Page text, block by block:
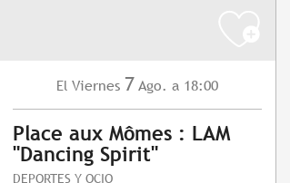
El Viernes 7 Ago. a 18:00
Place aux Mômes : LAM
"Dancing Spirit"
DEPORTES Y OCIO